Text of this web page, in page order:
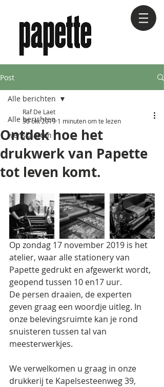
Post
Alle berichten
wenskaarten
Alle berichten
Ontdek hoe het
drukwerk van Papette
tot leven komt.
Raf De Laet
30 okt 2019 1 minuten om te lezen
Op zondag 17 november 2019 is het
atelier, waar alle stationery van
Papette gedrukt en afgewerkt wordt,
geopend tussen 10 en17 uur.
De persen draaien, de experten
geven graag een woordje uitleg. In
onze belevingsruimte kan je rond
snuisteren tussen tal van
meesterwerkjes.
We verwelkomen u graag in onze
drukkerij te Kapelsesteenweg 39,